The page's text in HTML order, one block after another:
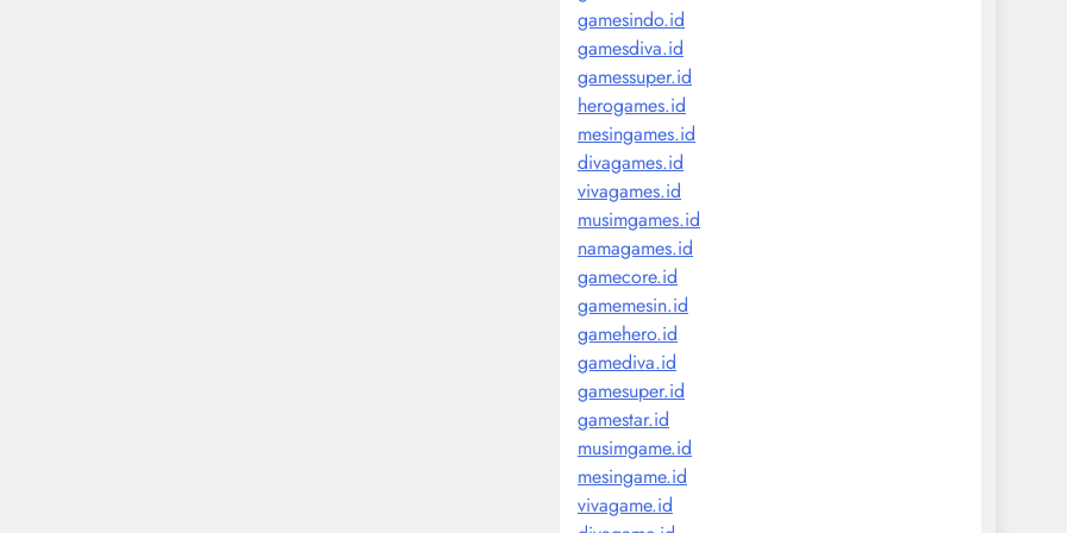
gamesindo.id
gamesdiva.id
gamessuper.id
herogames.id
mesingames.id
divagames.id
vivagames.id
musimgames.id
namagames.id
gamecore.id
gamemesin.id
gamehero.id
gamediva.id
gamesuper.id
gamestar.id
musimgame.id
mesingame.id
vivagame.id